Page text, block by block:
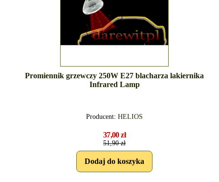
Promiennik grzewczy 250W E27 blacharza lakiernika
Infrared Lamp
Producent: HELIOS
37,00 zł
51,90 zł